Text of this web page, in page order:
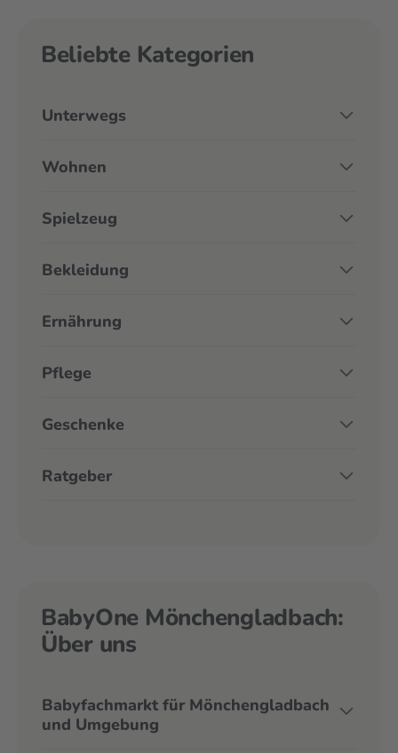
Beliebte Kategorien
Unterwegs
Wohnen
Spielzeug
Bekleidung
Ernährung
Pflege
Geschenke
Ratgeber
BabyOne Mönchengladbach:
Über uns
Babyfachmarkt für Mönchengladbach
und Umgebung